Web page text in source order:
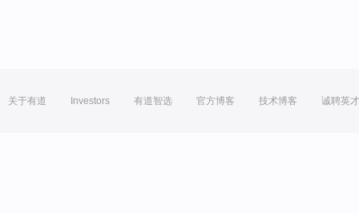
关于有道 Investors 有道智选 官方博客 技术博客 诚聘英才